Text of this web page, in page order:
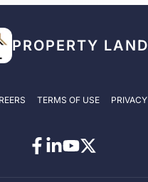
PROPERTY LAND
TERMS OF USE PRIVACY